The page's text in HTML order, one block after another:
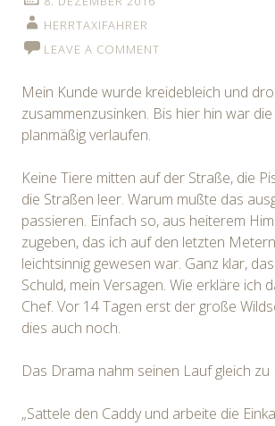
HERRTAXIFAHRER
LEAVE A COMMENT
Mein Kunde wurde kreidebleich und
zusammenzusinken. Bis hier hin war
planmäßig verlaufen.
Keine Tiere mitten auf der Straße, die
die Straßen leer. Warum mußte das
passieren. Einfach so, aus heiterem
zugeben, das ich auf den letzten
leichtsinnig gewesen war. Ganz klar,
Schuld, mein Versagen. Wie erkläre ich
Chef. Vor 14 Tagen erst der große
dies auch noch.
Das Drama nahm seinen Lauf gleich zu
„Sattele den Caddy und arbeite die